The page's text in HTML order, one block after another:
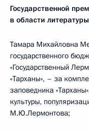
Государственной
в области
Тамара Михайловна
государственного
«Государственный
«Тарханы», – за
заповедника
культуры,
М.Ю.Лермонтова;